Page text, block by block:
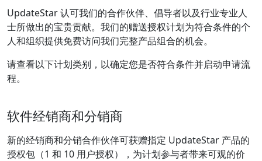
UpdateStar 认可我们的合作伙伴、倡导者以及行业专业人
士所做出的宝贵贡献。我们的赠送授权计划为符合条件的个
人和组织提供免费访问我们完整产品组合的机会。
请查看以下计划类别，以确定您是否符合条件并启动申请流
程。
软件经销商和分销商
新的经销商和分销合作伙伴可获赠指定 UpdateStar 产品的
授权包（1 和 10 用户授权），为计划参与者带来可观的价